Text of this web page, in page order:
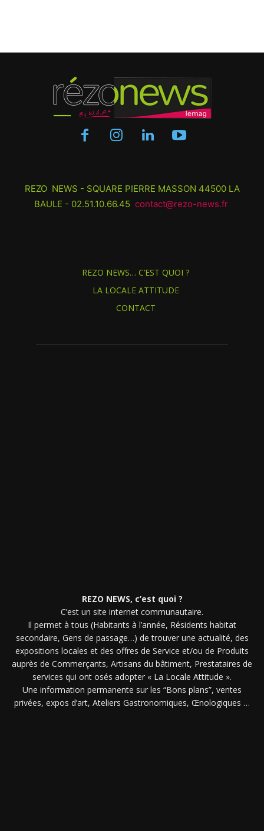
REZO NEWS - SQUARE PIERRE MASSON 44500 LA
BAULE - 02.51.10.66.45 contact@rezo-news.fr
REZO NEWS… C’EST QUOI ?
LA LOCALE ATTITUDE
CONTACT
REZO NEWS, c’est quoi ?
C’est un site internet communautaire.
Il permet à tous (Habitants à l’année, Résidents habitat
secondaire, Gens de passage…) de trouver une actualité, des
expositions locales et des offres de Service et/ou de Produits
auprès de Commerçants, Artisans du bâtiment, Prestataires de
services qui ont osés adopter « La Locale Attitude ».
Une information permanente sur les “Bons plans”, ventes
privées, expos d’art, Ateliers Gastronomiques, Œnologiques …